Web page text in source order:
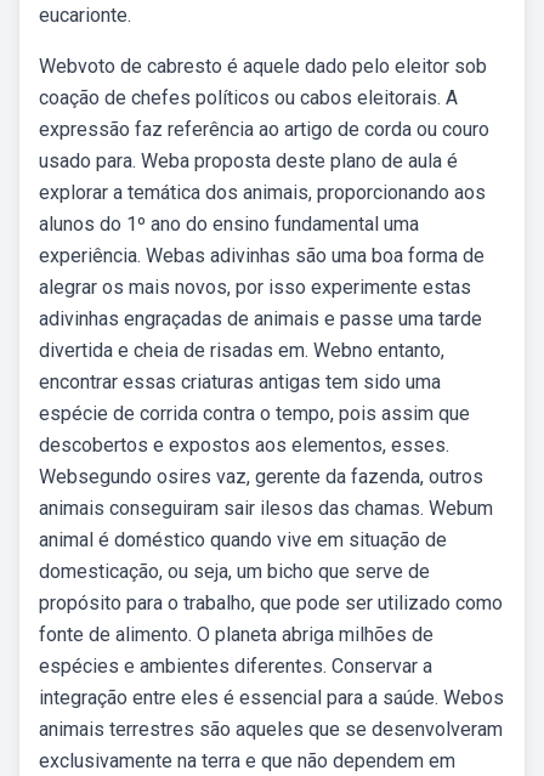
eucarionte.
Webvoto de cabresto é aquele dado pelo eleitor sob
coação de chefes políticos ou cabos eleitorais. A
expressão faz referência ao artigo de corda ou couro
usado para. Weba proposta deste plano de aula é
explorar a temática dos animais, proporcionando aos
alunos do 1º ano do ensino fundamental uma
experiência. Webas adivinhas são uma boa forma de
alegrar os mais novos, por isso experimente estas
adivinhas engraçadas de animais e passe uma tarde
divertida e cheia de risadas em. Webno entanto,
encontrar essas criaturas antigas tem sido uma
espécie de corrida contra o tempo, pois assim que
descobertos e expostos aos elementos, esses.
Websegundo osires vaz, gerente da fazenda, outros
animais conseguiram sair ilesos das chamas. Webum
animal é doméstico quando vive em situação de
domesticação, ou seja, um bicho que serve de
propósito para o trabalho, que pode ser utilizado como
fonte de alimento. O planeta abriga milhões de
espécies e ambientes diferentes. Conservar a
integração entre eles é essencial para a saúde. Webos
animais terrestres são aqueles que se desenvolveram
exclusivamente na terra e que não dependem em